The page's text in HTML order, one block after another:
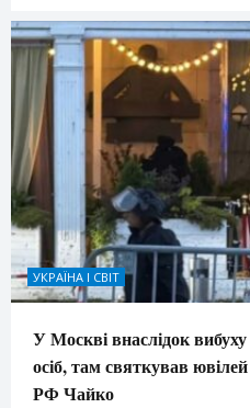
УКРАЇНА І СВІТ
У Москві внаслідок
осіб, там святкував
РФ Чайко